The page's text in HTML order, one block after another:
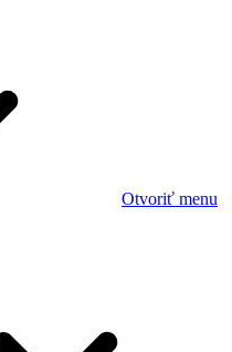
Otvoriť menu